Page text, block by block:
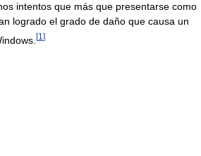
intentos que más que presentarse como
logrado el grado de daño que causa un
[1 ]